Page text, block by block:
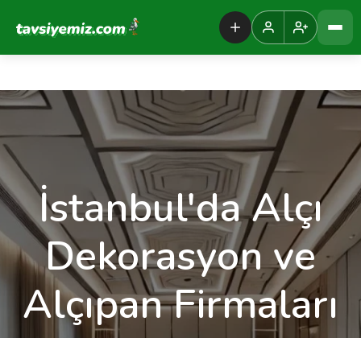
Tavsiyemiz Anasayfa
İstanbul'da Alçı
Dekorasyon ve
Alçıpan Firmaları